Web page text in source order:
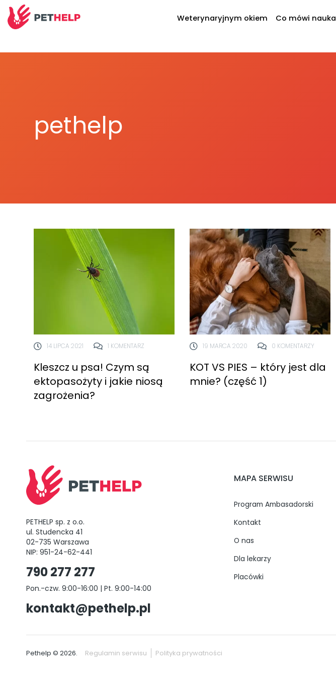
Weterynaryjnym okiem Co mówi nauka
pethelp
14 LIPCA 2021 1 KOMENTARZ
Kleszcz u psa! Czym są
ektopasożyty i jakie niosą
zagrożenia?
19 MARCA 2020 0 KOMENTARZY
KOT VS PIES – który jest dla
mnie? (część 1)
PETHELP sp. z o.o.
ul. Studencka 41
02-735 Warszawa
NIP: 951-24-62-441
790 277 277
Pon.-czw. 9:00-16:00 | Pt. 9:00-14:00
kontakt@pethelp.pl
MAPA SERWISU
Program Ambasadorski
Kontakt
O nas
Dla lekarzy
Placówki
Pethelp © 2026. Regulamin serwisu Polityka prywatności